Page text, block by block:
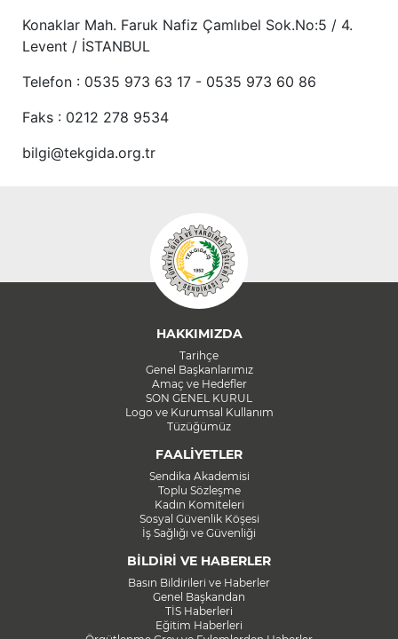
Konaklar Mah. Faruk Nafiz Çamlıbel Sok.No:5 / 4.
Levent / İSTANBUL
Telefon : 0535 973 63 17 - 0535 973 60 86
Faks : 0212 278 9534
bilgi@tekgida.org.tr
HAKKIMIZDA
Tarihçe
Genel Başkanlarımız
Amaç ve Hedefler
SON GENEL KURUL
Logo ve Kurumsal Kullanım
Tüzüğümüz
FAALİYETLER
Sendika Akademisi
Toplu Sözleşme
Kadın Komiteleri
Sosyal Güvenlik Köşesi
İş Sağlığı ve Güvenliği
BİLDİRİ VE HABERLER
Basın Bildirileri ve Haberler
Genel Başkandan
TİS Haberleri
Eğitim Haberleri